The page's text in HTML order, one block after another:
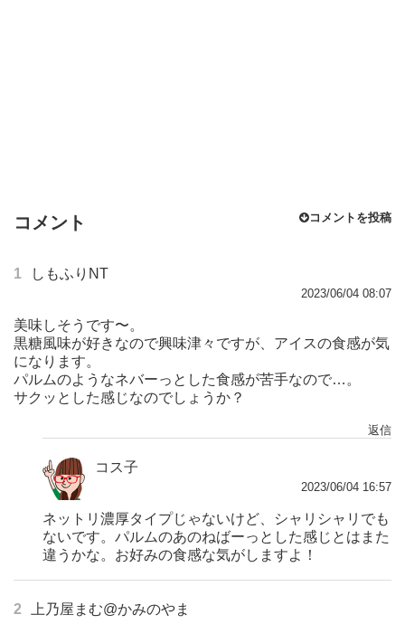
コメント コメントを投稿
1 しもふりNT
2023/06/04 08:07
美味しそうです〜。
黒糖風味が好きなので興味津々ですが、アイスの食感が気
になります。
パルムのようなネバーっとした食感が苦手なので…。
サクッとした感じなのでしょうか？
返信
コス子
2023/06/04 16:57
ネットリ濃厚タイプじゃないけど、シャリシャリでも
ないです。パルムのあのねばーっとした感じとはまた
違うかな。お好みの食感な気がしますよ！
2 上乃屋まむ@かみのやま